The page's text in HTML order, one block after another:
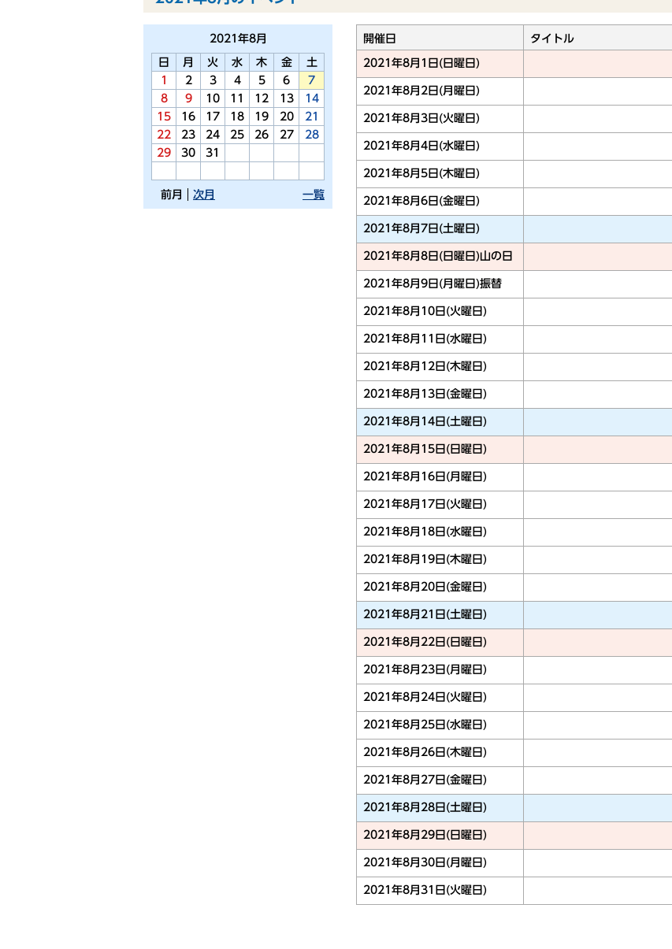
2021年8月
日 月 火 水 木 金
土
1
2 3 4 5 6
7
8
9 10 11 12 13
14
15
16 17 18 19 20
21
22
23 24 25 26 27
28
29
30 31
前月 一覧
次月
開催日 タイトル
2021年8月1日(日曜日)
2021年8月2日(月曜日)
2021年8月3日(火曜日)
2021年8月4日(水曜日)
2021年8月5日(木曜日)
2021年8月6日(金曜日)
2021年8月7日(土曜日)
2021年8月8日(日曜日)山の日
2021年8月9日(月曜日)振替
2021年8月10日(火曜日)
2021年8月11日(水曜日)
2021年8月12日(木曜日)
2021年8月13日(金曜日)
2021年8月14日(土曜日)
2021年8月15日(日曜日)
2021年8月16日(月曜日)
2021年8月17日(火曜日)
2021年8月18日(水曜日)
2021年8月19日(木曜日)
2021年8月20日(金曜日)
2021年8月21日(土曜日)
2021年8月22日(日曜日)
2021年8月23日(月曜日)
2021年8月24日(火曜日)
2021年8月25日(水曜日)
2021年8月26日(木曜日)
2021年8月27日(金曜日)
2021年8月28日(土曜日)
2021年8月29日(日曜日)
2021年8月30日(月曜日)
2021年8月31日(火曜日)